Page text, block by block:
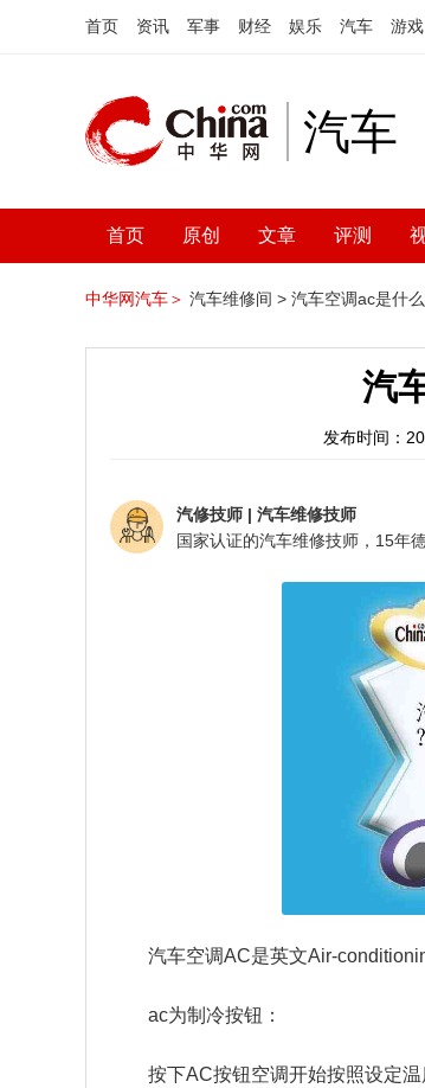
首页 资讯 军事 财经 娱乐 汽车 游戏
汽车
首页 原创 文章 评测
中华网汽车＞ 汽车维修间 > 汽车空调ac是什
汽
发布时间：
汽修技师 | 汽车维修技师
汽车空调AC是英文Air-
ac为制冷按钮：
按下AC按钮空调开始按照设定